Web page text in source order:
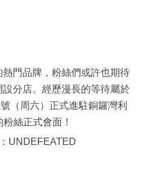
門品牌，粉絲們或許也期待
分店。經歷漫長的等待屬於
（周六）正式進駐銅鑼灣利
絲正式會面！
UNDEFEATED